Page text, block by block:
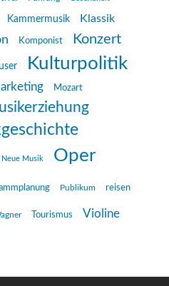
Kammermusik
Klassik
Komponist Konzert
Kulturpolitik
Mozart
Neue Musik Oper
Publikum reisen
Tourismus Violine